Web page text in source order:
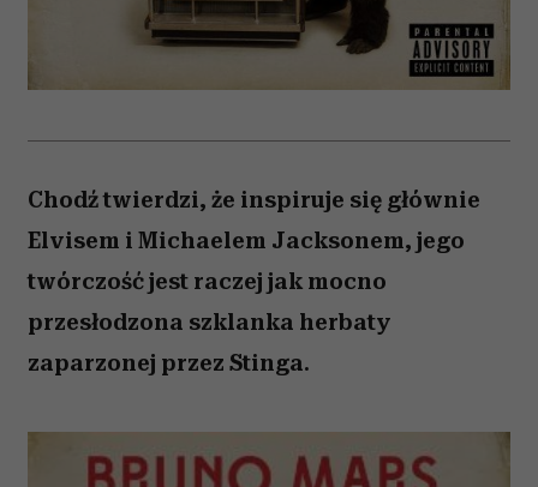
Chodź twierdzi, że inspiruje się głównie
Elvisem i Michaelem Jacksonem, jego
twórczość jest raczej jak mocno
przesłodzona szklanka herbaty
zaparzonej przez Stinga.